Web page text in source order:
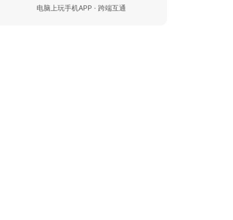
电脑上玩手机APP · 跨端互通